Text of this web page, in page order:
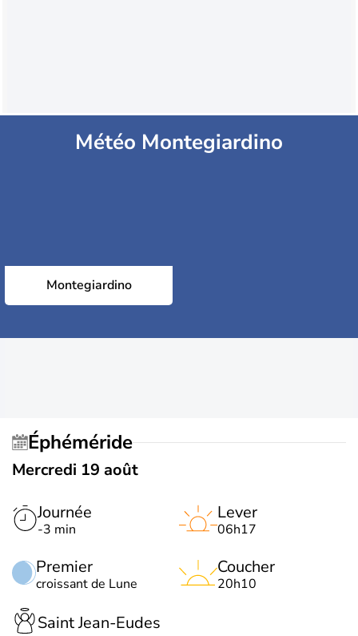
Météo Montegiardino
Montegiardino
Éphéméride
Mercredi 19 août
Journée
-3 min
Premier
croissant de Lune
Lever
06h17
Coucher
20h10
Saint Jean-Eudes